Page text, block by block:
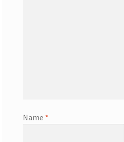
Name *